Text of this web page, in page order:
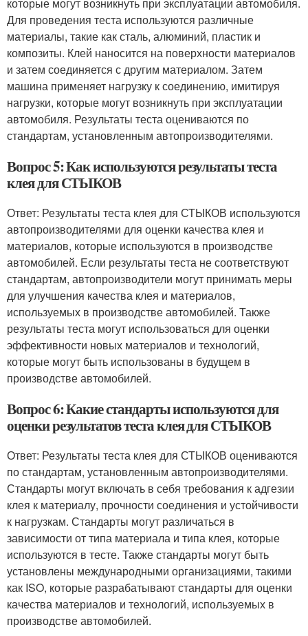
Для проведения теста используются различные
материалы, такие как сталь, алюминий, пластик и
композиты. Клей наносится на поверхности материалов
и затем соединяется с другим материалом. Затем
машина применяет нагрузку к соединению, имитируя
нагрузки, которые могут возникнуть при эксплуатации
автомобиля. Результаты теста оцениваются по
стандартам, установленным автопроизводителями.
Вопрос 5: Как используются результаты теста
клея для СТЫКОВ
Ответ: Результаты теста клея для СТЫКОВ используются
автопроизводителями для оценки качества клея и
материалов, которые используются в производстве
автомобилей. Если результаты теста не соответствуют
стандартам, автопроизводители могут принимать меры
для улучшения качества клея и материалов,
используемых в производстве автомобилей. Также
результаты теста могут использоваться для оценки
эффективности новых материалов и технологий,
которые могут быть использованы в будущем в
производстве автомобилей.
Вопрос 6: Какие стандарты используются для
оценки результатов теста клея для СТЫКОВ
Ответ: Результаты теста клея для СТЫКОВ оцениваются
по стандартам, установленным автопроизводителями.
Стандарты могут включать в себя требования к адгезии
клея к материалу, прочности соединения и устойчивости
к нагрузкам. Стандарты могут различаться в
зависимости от типа материала и типа клея, которые
используются в тесте. Также стандарты могут быть
установлены международными организациями, такими
как ISO, которые разрабатывают стандарты для оценки
качества материалов и технологий, используемых в
производстве автомобилей.